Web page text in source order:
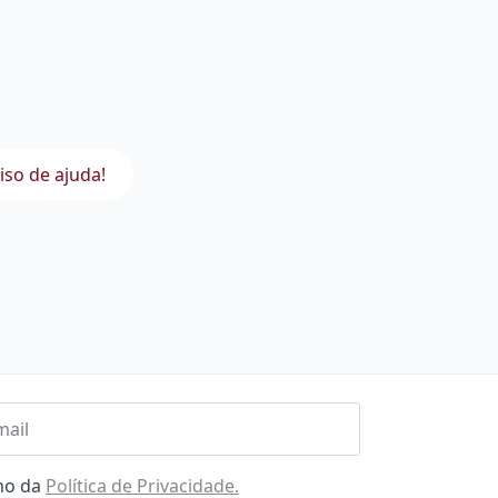
de ajuda!
da Política de Privacidade.